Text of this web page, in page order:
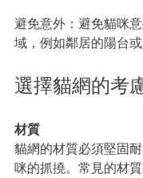
避免意外：避免貓咪
域，例如鄰居的陽台或
選擇貓網的考
材質
貓網的材質必須堅固
咪的抓撓。常見的材